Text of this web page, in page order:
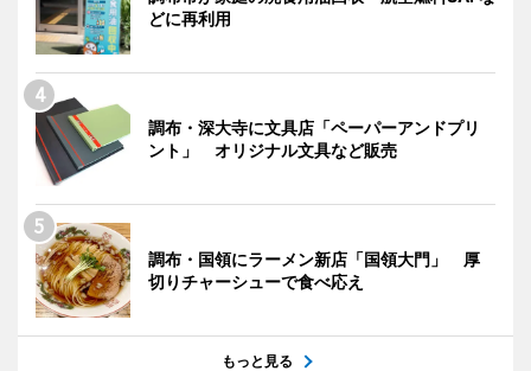
どに再利用
調布・深大寺に文具店「ペーパーアンドプリ
ント」 オリジナル文具など販売
調布・国領にラーメン新店「国領大門」 厚
切りチャーシューで食べ応え
もっと見る